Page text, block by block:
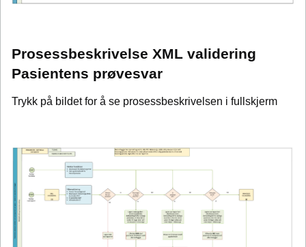
Prosessbeskrivelse XML validering
Pasientens prøvesvar
Trykk på bildet for å se prosessbeskrivelsen i fullskjerm